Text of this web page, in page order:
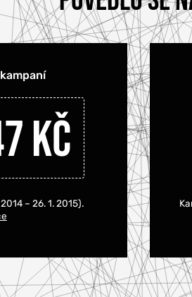
Kč
– 26. 1. 2015).